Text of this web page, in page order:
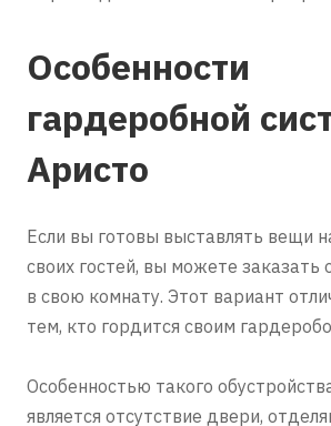
Особенности
гардеробной
Аристо
Если вы готовы выставлять вещи
своих гостей, вы можете
в свою комнату. Этот вариант
тем, кто гордится своим
Особенностью такого
является отсутствие двери,